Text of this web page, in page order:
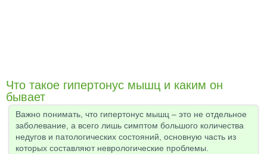
Что такое гипертонус мышц и каким он
бывает
Важно понимать, что гипертонус мышц – это не отдельное
заболевание, а всего лишь симптом большого количества
недугов и патологических состояний, основную часть из
которых составляют неврологические проблемы.